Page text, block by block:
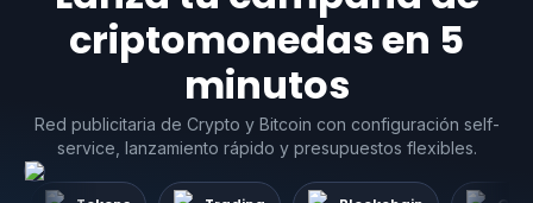
criptomonedas en 5
minutos
Red publicitaria de Crypto y Bitcoin con configuración self-
service, lanzamiento rápido y presupuestos flexibles.